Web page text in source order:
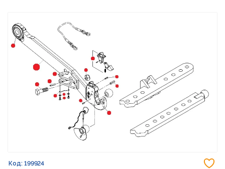
Код: 199924